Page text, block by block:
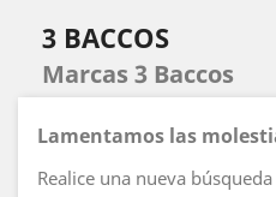
3 BACCOS
Marcas 3 Baccos
Lamentamos las
Realice una nueva